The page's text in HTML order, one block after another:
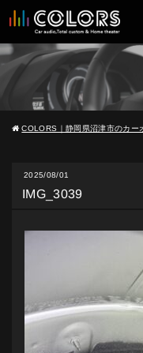
COLORS｜静岡県沼津市のカー
2025/08/01
IMG_3039